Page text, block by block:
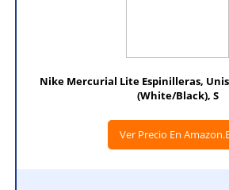
Nike Mercurial Lite Espinilleras,
(White/Black), S
Ver Precio En